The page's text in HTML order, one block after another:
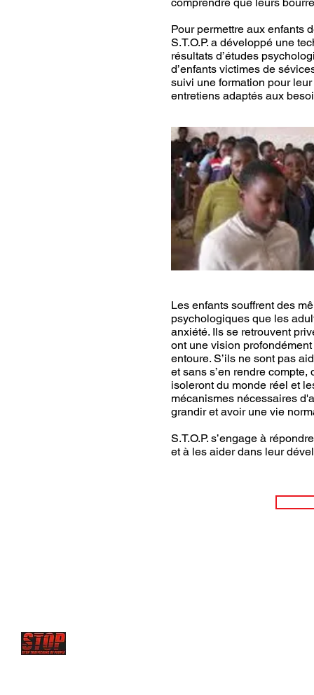
Pour permettre aux enfants
S.T.O.P. a développé une
résultats d’études
d’enfants victimes de
suivi une formation pour
entretiens adaptés aux
Les enfants souffrent des
psychologiques que les
anxiété. Ils se retrouvent
ont une vision
entoure. S’ils ne sont pas
et sans s’en rendre
isoleront du monde réel et
mécanismes nécessaires
grandir et avoir une vie
S.T.O.P. s’engage à
et à les aider dans leur